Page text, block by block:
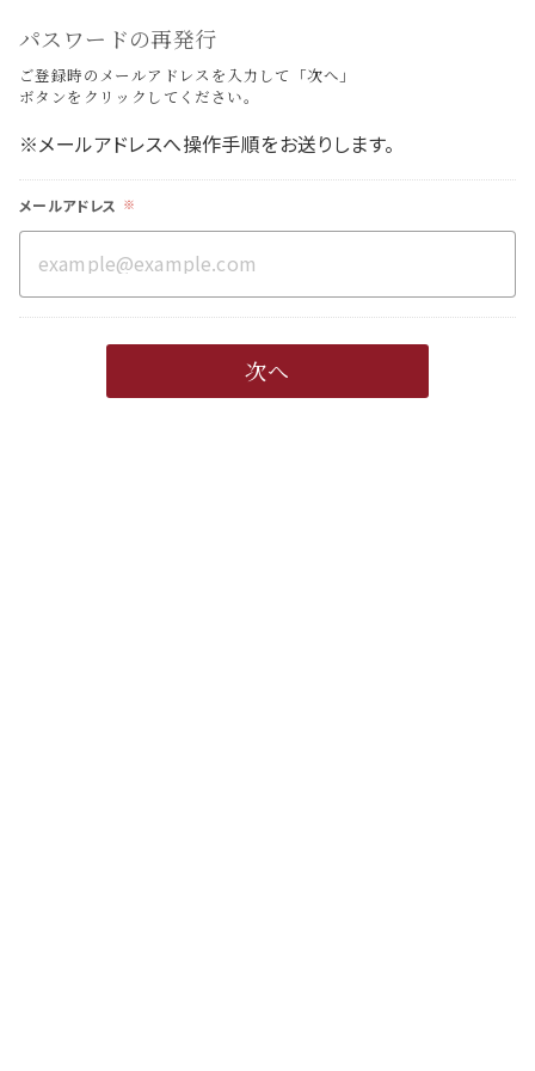
パスワードの再発行
ご登録時のメールアドレスを入力して「次へ」
ボタンをクリックしてください。
※メールアドレスへ操作手順をお送りします。
メールアドレス ※
example@example.com
次へ